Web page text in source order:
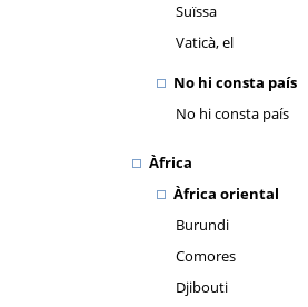
Suïssa
Vaticà, el
No hi consta país
No hi consta país
Àfrica
Àfrica oriental
Burundi
Comores
Djibouti